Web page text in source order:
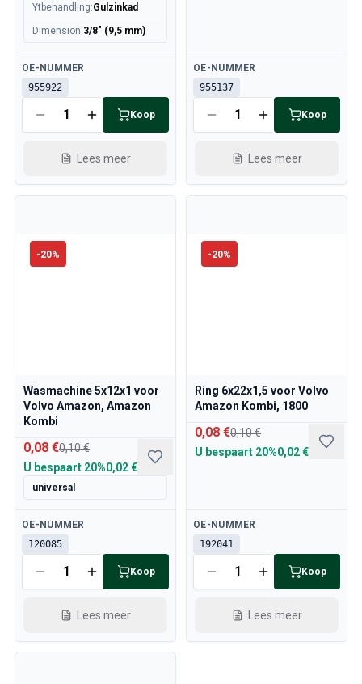
Ytbehandling:Gulzinkad
Dimension:3/8" (9,5 mm)
Beschikbaar
OE-NUMMER
955922
Koop
Lees meer
Beschikbaar
OE-NUMMER
955137
Koop
Lees meer
-20%
Wasmachine 5x12x1 voor
Volvo Amazon, Amazon
Kombi
0,08 €0,10 €
U bespaart 20%0,02 €
universal
Beschikbaar
OE-NUMMER
120085
Koop
Lees meer
-20%
Ring 6x22x1,5 voor Volvo
Amazon Kombi, 1800
0,08 €0,10 €
U bespaart 20%0,02 €
Beschikbaar
OE-NUMMER
192041
Koop
Lees meer